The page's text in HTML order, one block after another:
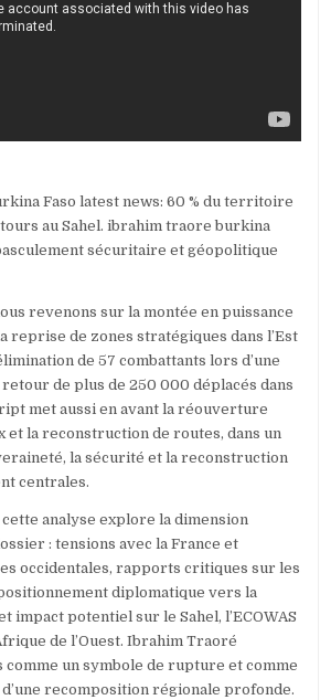
Faso latest news: 60 % du territoire
au Sahel. ibrahim traore burkina
sécuritaire et géopolitique
revenons sur la montée en puissance
reprise de zones stratégiques dans l’Est
de 57 combattants lors d’une
de plus de 250 000 déplacés dans
met aussi en avant la réouverture
et la reconstruction de routes, dans un
la sécurité et la reconstruction
centrales.
analyse explore la dimension
: tensions avec la France et
occidentales, rapports critiques sur les
diplomatique vers la
impact potentiel sur le Sahel, l’ECOWAS
de l’Ouest. Ibrahim Traoré
comme un symbole de rupture et comme
recomposition régionale profonde.